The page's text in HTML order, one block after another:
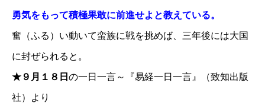
勇気をもって積極果敢に前進せよと教えている。
奮（ふる）い動いて蛮族に戦を挑めば、三年後には大国
に封ぜられると。
★９月１８日 の一日一言～『易経一日一言』（致知出版
社）より